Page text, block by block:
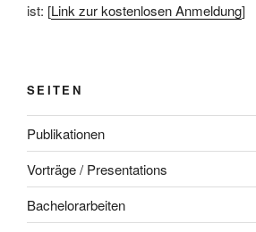
ist: [Link zur kostenlosen Anmeldung]
SEITEN
Publikationen
Vorträge / Presentations
Bachelorarbeiten